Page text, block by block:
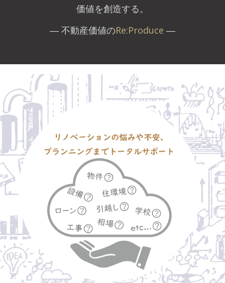
価値を創造する。
― 不動産価値のRe:Produce ―